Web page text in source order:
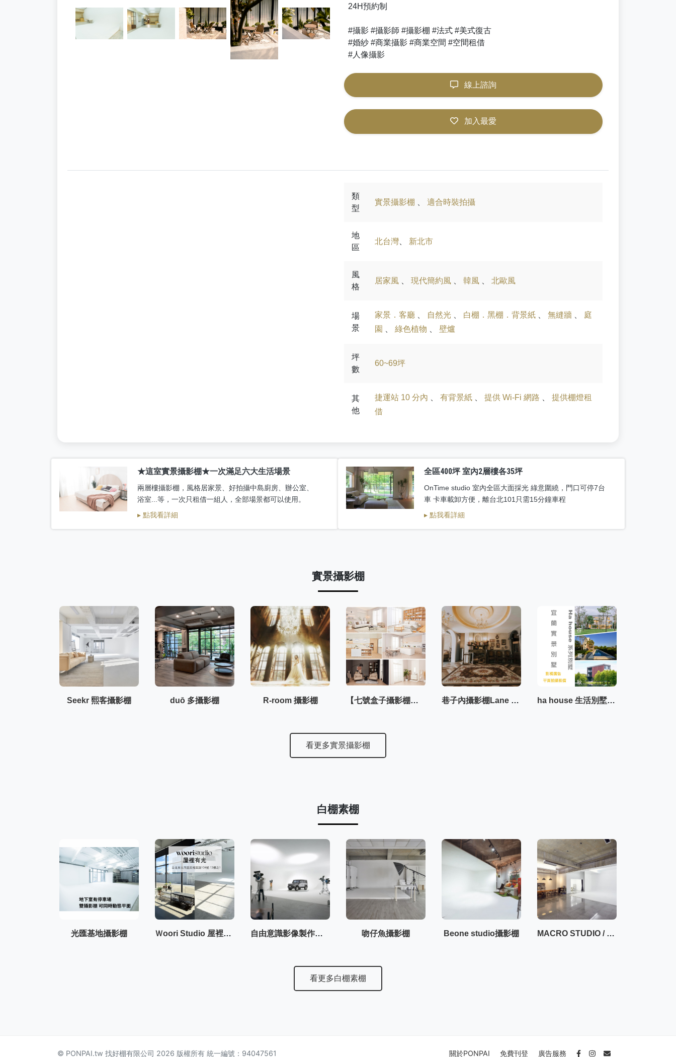
24H預約制
#攝影 #攝影師 #攝影棚 #法式 #美式復古
#婚紗 #商業攝影 #商業空間 #空間租借
#人像攝影
線上諮詢
加入最愛
類
型
實景攝影棚 適合時裝拍攝
地
區
北台灣 新北市
風
格
居家風 現代簡約風 韓風 北歐風
場
景
家景．客廳 自然光 白棚．黑棚．背景紙 無縫牆
庭
園
綠色植物 壁爐
坪
數
60~69坪
其
他
捷運站 10 分內 有背景紙 提供 Wi-Fi 網路
提供棚燈租
借
★這室實景攝影棚★一次滿足六大生活場景
兩層樓攝影棚，風格居家景、好拍攝中島廚房、辦公室、
浴室...等，一次只租借一組人，全部場景都可以使用。
▸ 點我看詳細
全區400坪 室內2層樓各35坪
OnTime studio 室內全區大面採光 綠意圍繞，門口可停7台
車 卡車載卸方便，離台北101只需15分鐘車程
▸ 點我看詳細
實景攝影棚
Seekr 熙客攝影棚 duō 多攝影棚 R-room 攝影棚 【七號盒子攝影棚】–內湖棚3F 巷子內攝影棚Lane studio ha house 生活別墅系列
看更多實景攝影棚
白棚素棚
光匯基地攝影棚 Ｗoori Studio 屋裡有光 自由意識影像製作有限公司 吻仔魚攝影棚 Beone studio攝影棚 MACRO STUDIO / 一樓50坪大空間攝影棚
看更多白棚素棚
© PONPAI.tw 找好棚有限公司 2026 版權所有 統一編號：94047561 關於PONPAI 免費刊登 廣告服務